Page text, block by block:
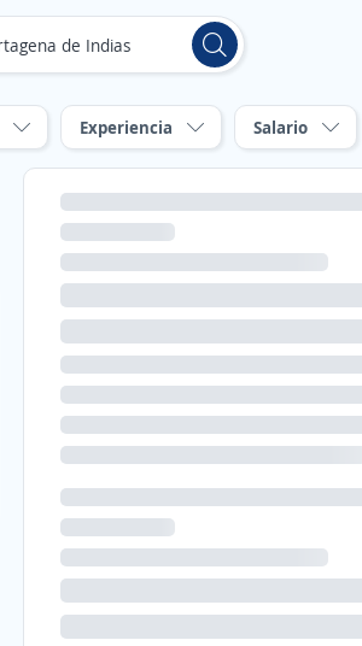
Experiencia Salario